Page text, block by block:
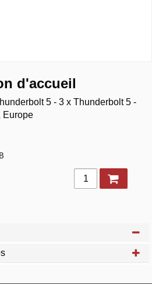
d'accueil
5 - 3 x Thunderbolt 5 -
Europe